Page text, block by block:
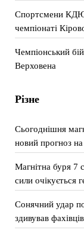
Спортсмени
чемпіонаті
Чемпіонський
Верховена
Різне
Сьогоднішня
новий прогноз
Магнітна буря 7
сили очікується
Сонячний удар
здивував фахівців